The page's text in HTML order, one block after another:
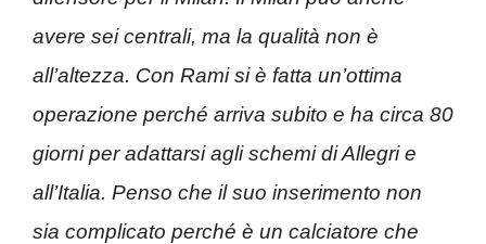
avere sei centrali, ma la qualità non è
all’altezza. Con Rami si è fatta un’ottima
operazione perché arriva subito e ha circa 80
giorni per adattarsi agli schemi di Allegri e
all’Italia. Penso che il suo inserimento non
sia complicato perché è un calciatore che